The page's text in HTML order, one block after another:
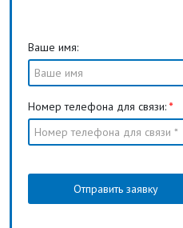
Ваше имя:
Номер телефона для связи: *
Отправить заявку